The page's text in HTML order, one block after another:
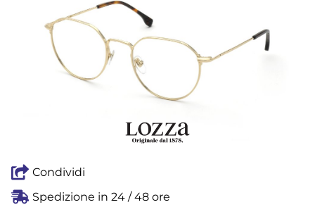
Condividi
Spedizione in 24 / 48 ore